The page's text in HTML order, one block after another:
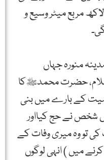
تکمیل کے بعد مسجد حرام 10 لاکھ مربع میٹر وسیع و
منورہ جہاں
حضرت محمدﷺکا
کے بارے میں بنی
شخص نے حج کیااور
تو وہ میری وفات کے
میں ) انہی لوگوں